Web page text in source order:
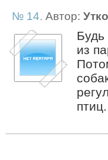
№ 14. Автор:
из